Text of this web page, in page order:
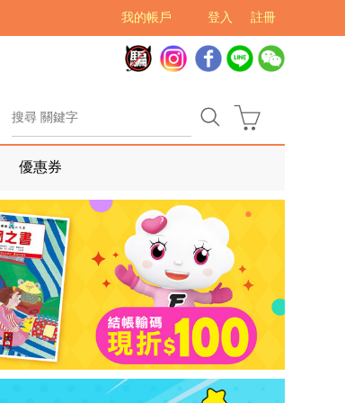
註冊
登入
我的帳戶
優惠券